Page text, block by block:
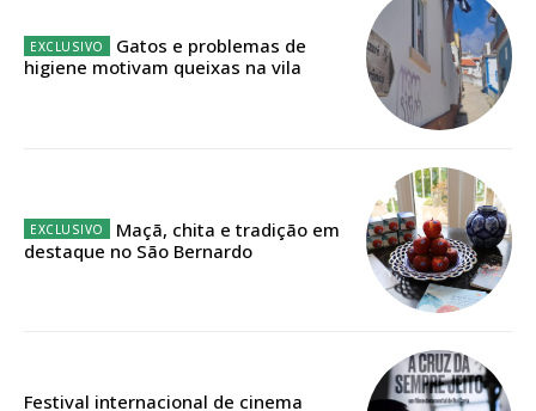
Escolha o plano de assinatura desejado:
32€
Edição em papel entregue à Quinta-feira em sua
Gatos e problemas de
higiene motivam queixas na vila
Maçã, chita e tradição em
destaque no São Bernardo
Festival internacional de cinema